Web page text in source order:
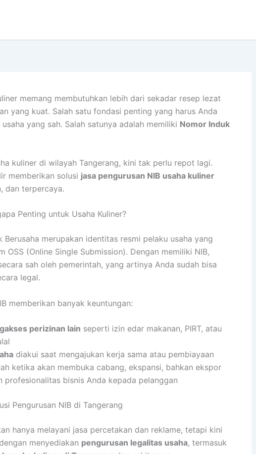
memang membutuhkan lebih dari sekadar resep lezat
yang kuat. Salah satu fondasi penting yang harus Anda
yang sah. Salah satunya adalah memiliki Nomor Induk
kuliner di wilayah Tangerang, kini tak perlu repot lagi.
memberikan solusi jasa pengurusan NIB usaha kuliner
dan terpercaya.
Penting untuk Usaha Kuliner?
Berusaha merupakan identitas resmi pelaku usaha yang
OSS (Online Single Submission). Dengan memiliki NIB,
sah oleh pemerintah, yang artinya Anda sudah bisa
legal.
memberikan banyak keuntungan:
perizinan lain seperti izin edar makanan, PIRT, atau
diakui saat mengajukan kerja sama atau pembiayaan
ketika akan membuka cabang, ekspansi, bahkan ekspor
profesionalitas bisnis Anda kepada pelanggan
Pengurusan NIB di Tangerang
hanya melayani jasa percetakan dan reklame, tetapi kini
menyediakan pengurusan legalitas usaha, termasuk